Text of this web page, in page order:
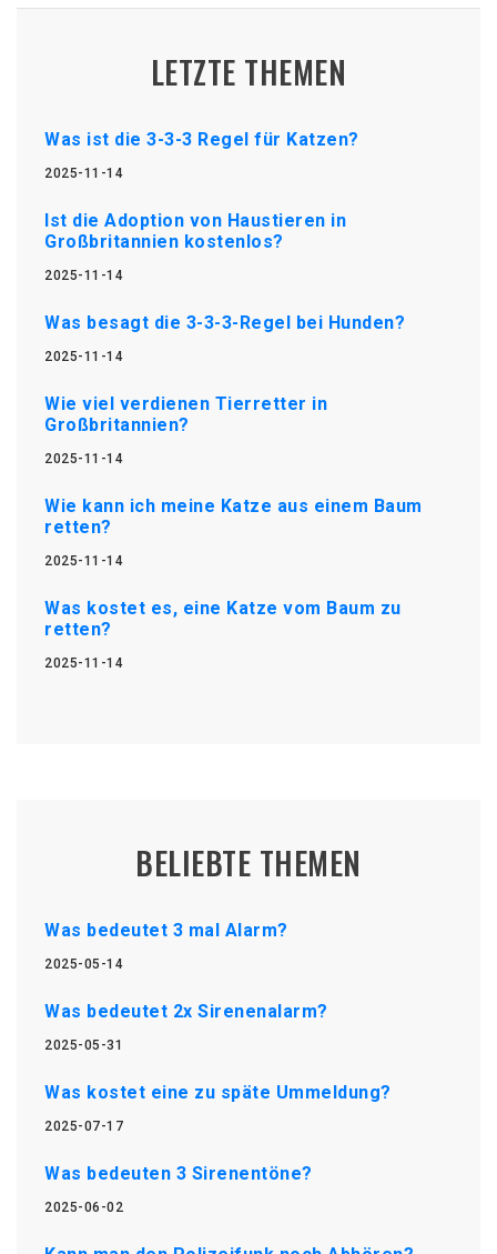
LETZTE THEMEN
Was ist die 3-3-3 Regel für Katzen?
2025-11-14
Ist die Adoption von Haustieren in
Großbritannien kostenlos?
2025-11-14
Was besagt die 3-3-3-Regel bei Hunden?
2025-11-14
Wie viel verdienen Tierretter in
Großbritannien?
2025-11-14
Wie kann ich meine Katze aus einem Baum
retten?
2025-11-14
Was kostet es, eine Katze vom Baum zu
retten?
2025-11-14
BELIEBTE THEMEN
Was bedeutet 3 mal Alarm?
2025-05-14
Was bedeutet 2x Sirenenalarm?
2025-05-31
Was kostet eine zu späte Ummeldung?
2025-07-17
Was bedeuten 3 Sirenentöne?
2025-06-02